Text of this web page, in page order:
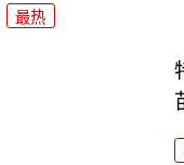
最热